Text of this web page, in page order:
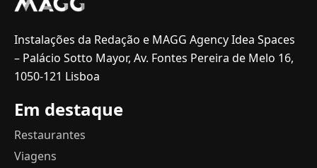
Instalações da Redação e MAGG Agency Idea Spaces
– Palácio Sotto Mayor, Av. Fontes Pereira de Melo 16,
1050-121 Lisboa
Em destaque
Restaurantes
Viagens